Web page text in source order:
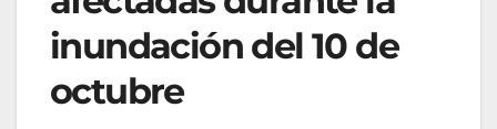
inundación del 10 de
octubre